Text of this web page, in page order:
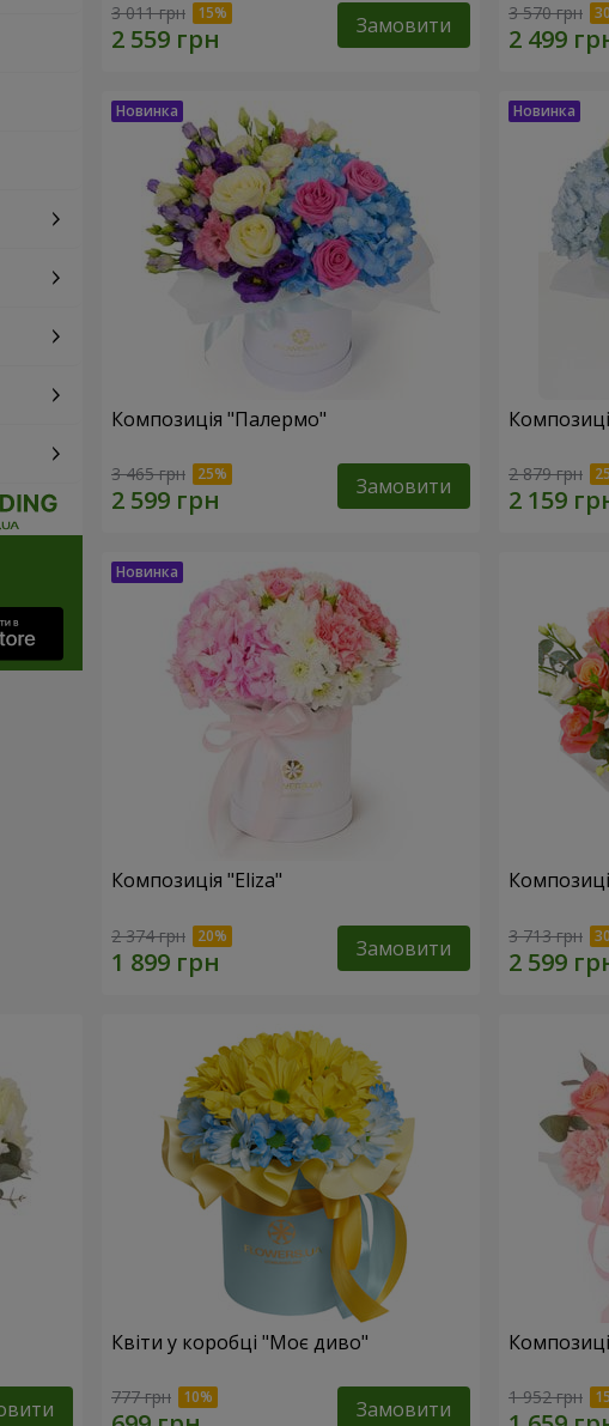
3 011 грн Замовити 3 570 грн
Композиція "Палермо"
3 465 грн Замовити 2 879 грн
Композиція "Eliza"
2 374 грн Замовити 3 713 грн
Квіти у коробці "Моє диво"
777 грн Замовити 1 952 грн